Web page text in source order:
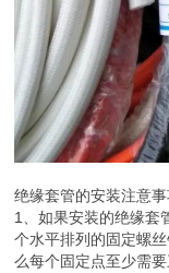
绝缘套管的安装注意事
1、如果安装的绝缘套
个水平排列的固定螺
么每个固定点至少需